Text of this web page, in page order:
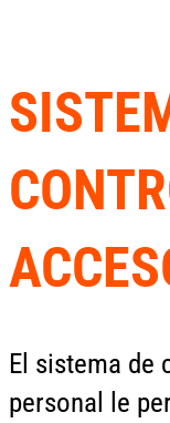
El sistema de
personal le